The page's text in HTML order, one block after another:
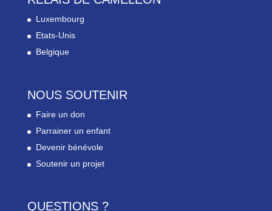
Luxembourg
Etats-Unis
Belgique
NOUS SOUTENIR
Faire un don
Parrainer un enfant
Devenir bénévole
Soutenir un projet
QUESTIONS ?